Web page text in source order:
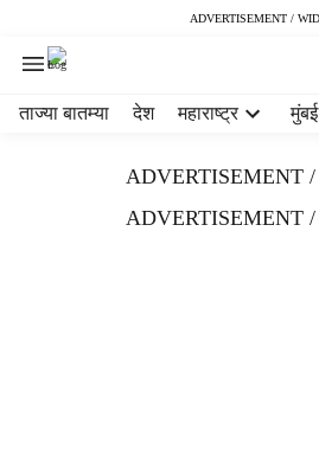
ADVERTISEMENT /
ताज्या बातम्या देश महाराष्ट्र मुंबई
ADVERTISEMENT
ADVERTISEMENT